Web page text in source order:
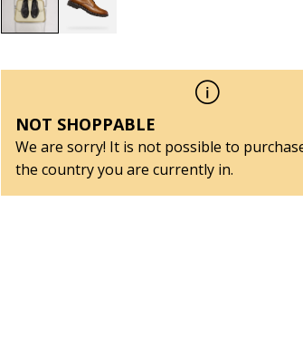
NOT SHOPPABLE
We are sorry! It is not possible to
the country you are currently in.